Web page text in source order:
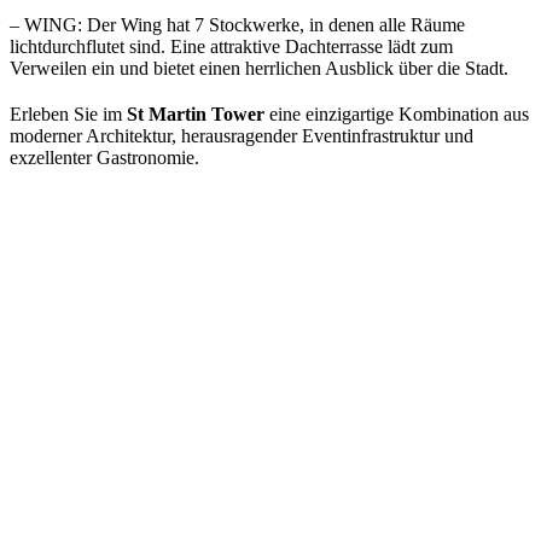
– WING: Der Wing hat 7 Stockwerke, in denen alle Räume
lichtdurchflutet sind. Eine attraktive Dachterrasse lädt zum
Verweilen ein und bietet einen herrlichen Ausblick über die Stadt.
Erleben Sie im St Martin Tower eine einzigartige Kombination aus
moderner Architektur, herausragender Eventinfrastruktur und
exzellenter Gastronomie.